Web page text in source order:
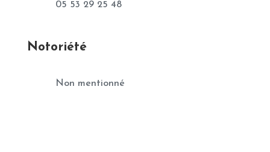
05 53 29 25 48
Notoriété
Non mentionné